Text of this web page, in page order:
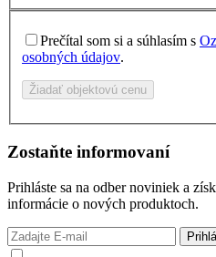
Prečítal som si a súhlasím s
osobných údajov.
Žiadať objektovú cenu
Zostaňte informovaní
Prihláste sa na odber noviniek a
informácie o nových produktoch.